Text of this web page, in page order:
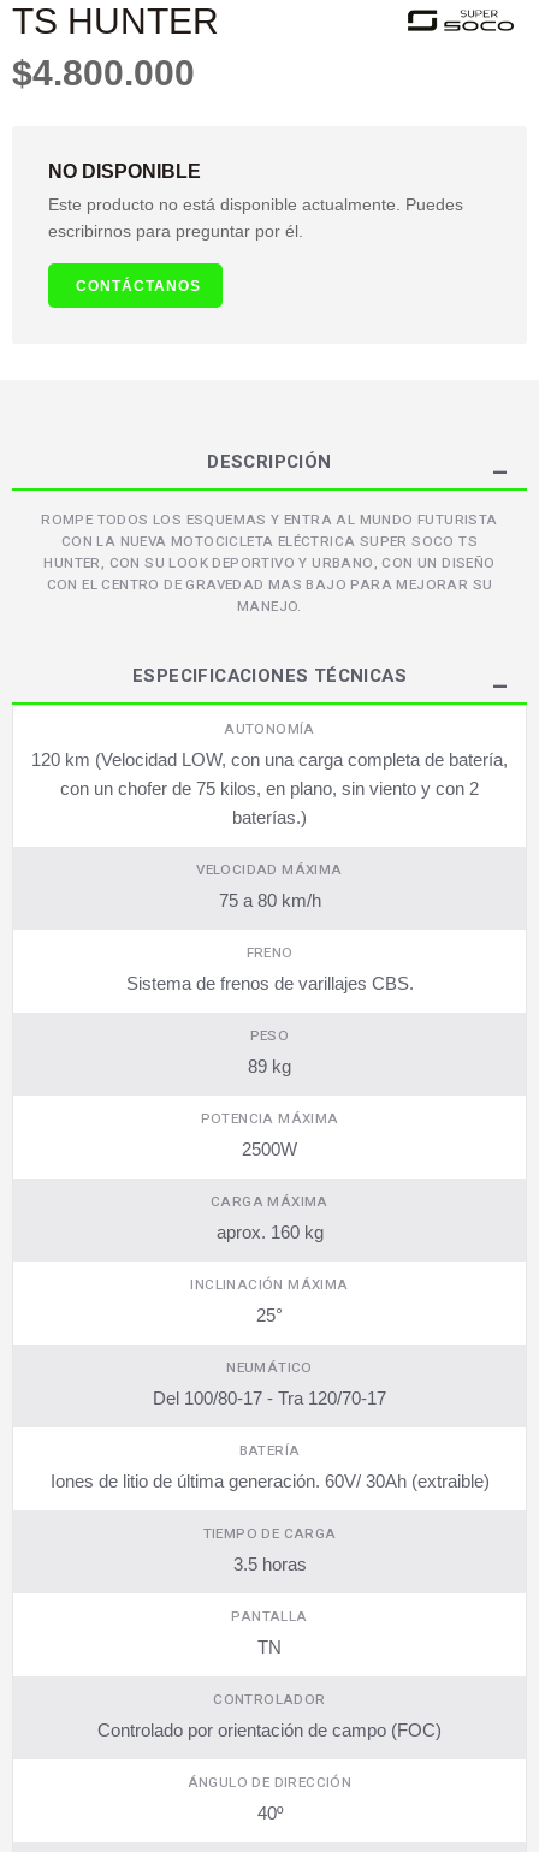
TS HUNTER
$4.800.000
NO DISPONIBLE
Este producto no está disponible actualmente. Puedes
escribirnos para preguntar por él.
CONTÁCTANOS
DESCRIPCIÓN
ROMPE TODOS LOS ESQUEMAS Y ENTRA AL MUNDO FUTURISTA
CON LA NUEVA MOTOCICLETA ELÉCTRICA SUPER SOCO TS
HUNTER, CON SU LOOK DEPORTIVO Y URBANO, CON UN DISEÑO
CON EL CENTRO DE GRAVEDAD MAS BAJO PARA MEJORAR SU
MANEJO.
ESPECIFICACIONES TÉCNICAS
AUTONOMÍA
120 km (Velocidad LOW, con una carga completa de batería,
con un chofer de 75 kilos, en plano, sin viento y con 2
baterías.)
VELOCIDAD MÁXIMA
75 a 80 km/h
FRENO
Sistema de frenos de varillajes CBS.
PESO
89 kg
POTENCIA MÁXIMA
2500W
CARGA MÁXIMA
aprox. 160 kg
INCLINACIÓN MÁXIMA
25°
NEUMÁTICO
Del 100/80-17 - Tra 120/70-17
BATERÍA
Iones de litio de última generación. 60V/ 30Ah (extraible)
TIEMPO DE CARGA
3.5 horas
PANTALLA
TN
CONTROLADOR
Controlado por orientación de campo (FOC)
ÁNGULO DE DIRECCIÓN
40º